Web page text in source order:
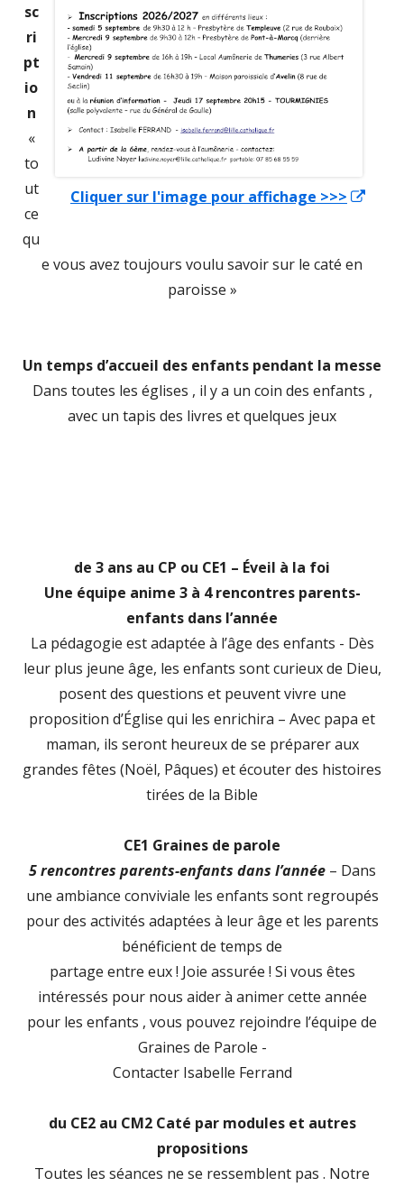
Cliquer sur l'image pour affichage >>>
sc
ri
pt
io
n
«
to
ut
ce
qu
e vous avez toujours voulu savoir sur le caté en
paroisse »
Un temps d’accueil des enfants pendant la messe
Dans toutes les églises , il y a un coin des enfants ,
avec un tapis des livres et quelques jeux
de 3 ans au CP ou CE1 – Éveil à la foi
Une équipe anime 3 à 4 rencontres parents-
enfants dans l’année
La pédagogie est adaptée à l’âge des enfants - Dès
leur plus jeune âge, les enfants sont curieux de Dieu,
posent des questions et peuvent vivre une
proposition d’Église qui les enrichira – Avec papa et
maman, ils seront heureux de se préparer aux
grandes fêtes (Noël, Pâques) et écouter des histoires
tirées de la Bible
CE1 Graines de parole
5 rencontres parents-enfants dans l’année– Dans
une ambiance conviviale les enfants sont regroupés
pour des activités adaptées à leur âge et les parents
bénéficient de temps de
partage entre eux ! Joie assurée ! Si vous êtes
intéressés pour nous aider à animer cette année
pour les enfants , vous pouvez rejoindre l’équipe de
Graines de Parole -
Contacter Isabelle Ferrand
du CE2 au CM2 Caté par modules et autres
propositions
Toutes les séances ne se ressemblent pas . Notre